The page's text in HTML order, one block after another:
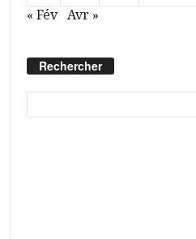
« Fév
Avr »
Rechercher